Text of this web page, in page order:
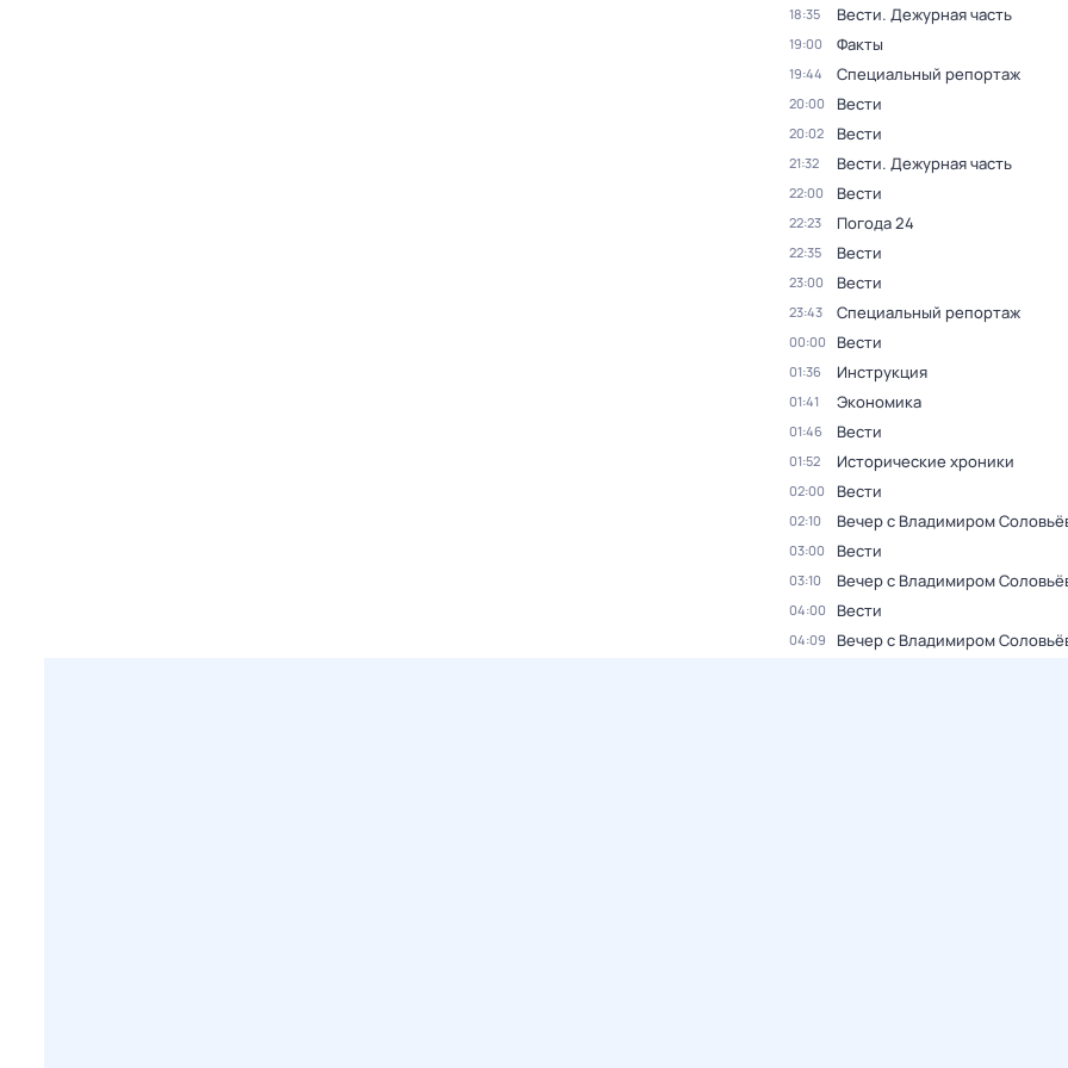
18:35 Вести. Дежурная часть
19:00 Факты
19:44 Специальный репортаж
20:00 Вести
20:02 Вести
21:32 Вести. Дежурная часть
22:00 Вести
22:23 Погода 24
22:35 Вести
23:00 Вести
23:43 Специальный репортаж
00:00 Вести
01:36 Инструкция
01:41 Экономика
01:46 Вести
01:52 Исторические хроники
02:00 Вести
02:10 Вечер с Владимиром
03:00 Вести
03:10 Вечер с Владимиром
04:00 Вести
04:09 Вечер с Владимиром